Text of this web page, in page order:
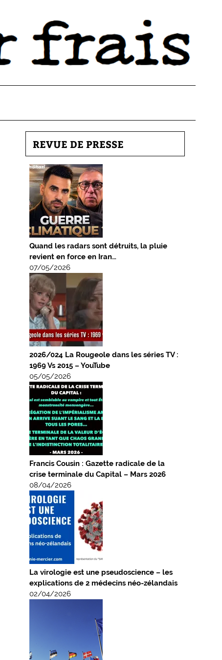
REVUE DE PRESSE
Quand les radars sont détruits, la pluie
revient en force en Iran…
07/05/2026
2026/024 La Rougeole dans les séries TV :
1969 Vs 2015 – YouTube
05/05/2026
Francis Cousin : Gazette radicale de la
crise terminale du Capital – Mars 2026
08/04/2026
La virologie est une pseudoscience – les
explications de 2 médecins néo-zélandais
02/04/2026